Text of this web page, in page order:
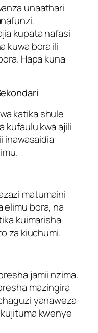
unaathari
kupata nafasi
kuwa bora ili
Hapa kuna
katika shule
kufaulu kwa ajili
inawasaidia
matumaini
elimu bora, na
kuimarisha
za kiuchumi.
jamii nzima.
mazingira
yanaweza
kwenye